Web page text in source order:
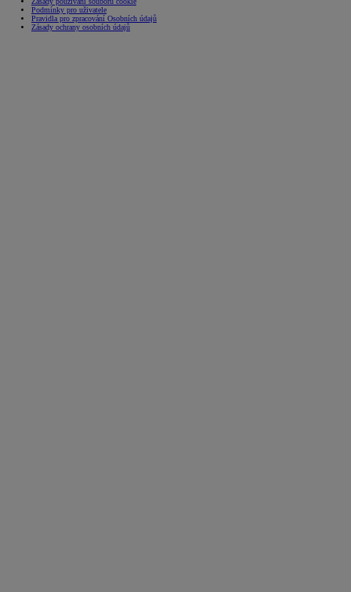
Podmínky pro uživatele
Pravidla pro zpracování Osobních údajů
Zásady ochrany osobních údajů